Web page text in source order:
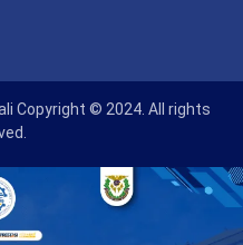
Copyright © 2024. All rights